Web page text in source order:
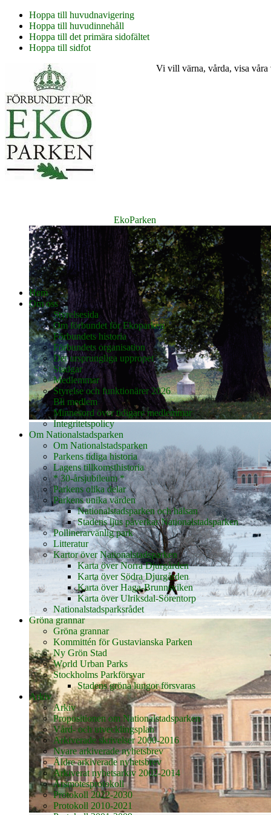
Hoppa till huvudnavigering
Hoppa till huvudinnehåll
Hoppa till det primära sidofältet
Hoppa till sidfot
EkoParken
Vi vill värna, vårda, visa våra
Hem
Om oss
Styrelsesida
Om förbundet för Ekoparken
Förbundets historia
Förbundets organisation
Det ursprungliga uppropet
Stadgar
Medlemmar
Styrelse och funktionärer 2026
Bli medlem
Minnesord över tidigare medlemmar
Integritetspolicy
Om Nationalstadsparken
Om Nationalstadsparken
Parkens tidiga historia
Lagens tillkomsthistoria
* 30-årsjubileum *
Parkens olika delar
Parkens unika värden
Nationalstadsparken och hälsan
Stadens ljus påverkar Nationalstadsparken
Pollinerarvänlig park
Litteratur
Kartor över Nationalstadsparken
Karta över Norra Djurgården
Karta över Södra Djurgården
Karta över Haga-Brunnsviken
Karta över Ulriksdal-Sörentorp
Nationalstadsparksrådet
Gröna grannar
Gröna grannar
Kommittén för Gustavianska Parken
Ny Grön Stad
World Urban Parks
Stockholms Parkförsvar
Stadens gröna lungor försvaras
Arkiv
Arkiv
Propositionen om Nationalstadsparken
Vård- och utvecklingsplan
Arkiverade skrivelser 2000-2016
Nyare arkiverade nyhetsbrev
Äldre arkiverade nyhetsbrev
Arkiverat nyhetsarkiv 2002-2014
Årsmötesprotokoll
Protokoll 2022-2030
Protokoll 2010-2021